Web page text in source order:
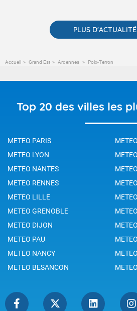
PLUS
Accueil Grand Est Ardennes Poix-Terron
Top 20 des villes les
METEO PARIS
METEO LYON
METEO NANTES
METEO RENNES
METEO LILLE
METEO GRENOBLE
METEO DIJON
METEO PAU
METEO NANCY
METEO BESANCON